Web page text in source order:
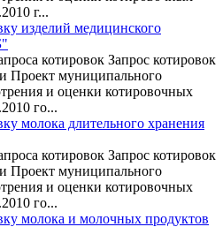
г...
изделий медицинского
котировок Запрос котировок
Проект муниципального
и оценки котировочных
го...
молока длительного хранения
котировок Запрос котировок
Проект муниципального
и оценки котировочных
го...
молока и молочных продуктов